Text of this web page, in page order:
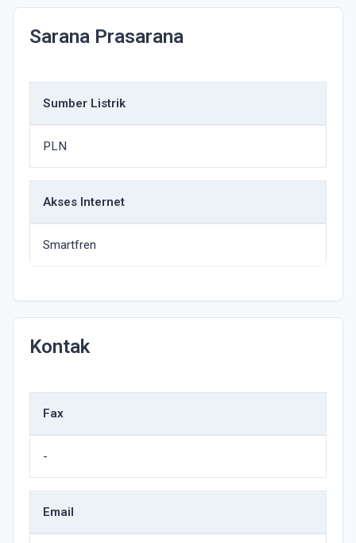
Sarana Prasarana
Sumber Listrik
PLN
Akses Internet
Smartfren
Kontak
Fax
-
Email